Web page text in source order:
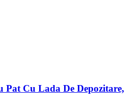
Pat Cu Lada De Depozitare,